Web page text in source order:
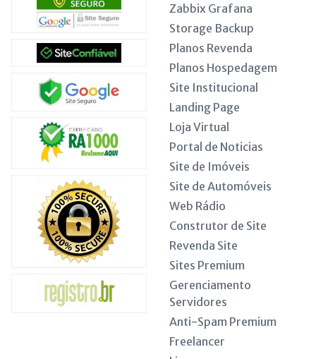
Zabbix Grafana
Storage Backup
Planos Revenda
Planos Hospedagem
Site Institucional
Landing Page
Loja Virtual
Portal de Noticias
Site de Imóveis
Site de Automóveis
Web Rádio
Construtor de Site
Revenda Site
Sites Premium
Gerenciamento
Servidores
Anti-Spam Premium
Freelancer